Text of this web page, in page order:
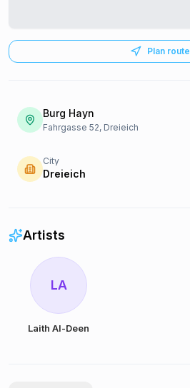
Plan route
Burg Hayn
Fahrgasse 52, Dreieich
City
Dreieich
Artists
LA
Laith Al-Deen